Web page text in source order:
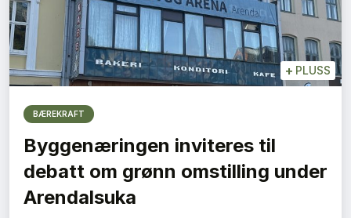
+ PLUSS
BÆREKRAFT
Byggenæringen inviteres til
debatt om grønn omstilling under
Arendalsuka